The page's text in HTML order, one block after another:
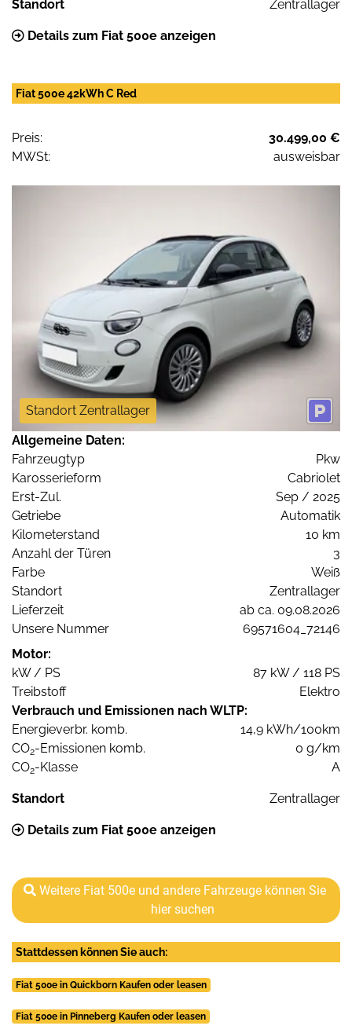
Standort Zentrallager
Details zum Fiat 500e anzeigen
Fiat 500e 42kWh C Red
Preis:
30.499,00 €
MWSt:
ausweisbar
Standort Zentrallager
Allgemeine Daten:
Fahrzeugtyp
Pkw
Karosserieform
Cabriolet
Erst-Zul.
Sep / 2025
Getriebe
Automatik
Kilometerstand
10 km
Anzahl der Türen
3
Farbe
Weiß
Standort
Zentrallager
Lieferzeit
ab ca. 09.08.2026
Unsere Nummer
69571604_72146
Motor:
kW / PS
87 kW / 118 PS
Treibstoff
Elektro
Verbrauch und Emissionen nach WLTP:
Energieverbr. komb.
14,9 kWh/100km
CO2-Emissionen komb.
0 g/km
CO2-Klasse A
Standort Zentrallager
Details zum Fiat 500e anzeigen
Weitere Fiat 500e und andere Fahrzeuge können Sie
hier suchen
Stattdessen können Sie auch:
Fiat 500e in Quickborn Kaufen oder leasen
Fiat 500e in Pinneberg Kaufen oder leasen